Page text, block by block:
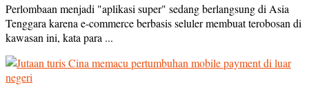
Perlombaan menjadi "aplikasi super" sedang berlangsung di Asia
Tenggara karena e-commerce berbasis seluler membuat terobosan di
kawasan ini, kata para ...